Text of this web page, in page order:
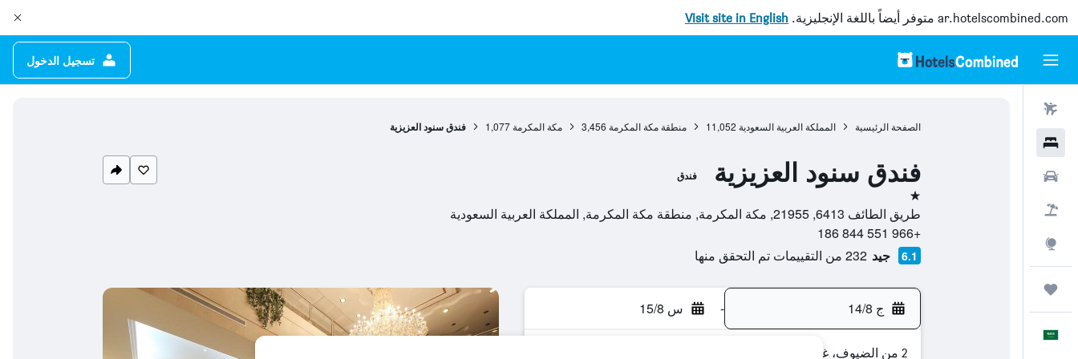
ar.hotelscombined.com متوفر أيضاً باللغة الإنجليزية. Visit site in English
تسجيل الدخول
الصفحة الرئيسية المملكة العربية السعودية 11,052 منطقة مكة المكرمة 3,456 مكة المكرمة 1,077 فندق سنود العزيزية
فندق سنود العزيزية فندق
نجمة واحدة
طريق الطائف 6413, 21955, مكة المكرمة, منطقة مكة المكرمة, المملكة العربية السعودية
+966 551 844 186
6.1 جيد 232 من التقييمات تم التحقق منها
ج 14/8 - س 15/8
2 من الضيوف، غرفة واحدة